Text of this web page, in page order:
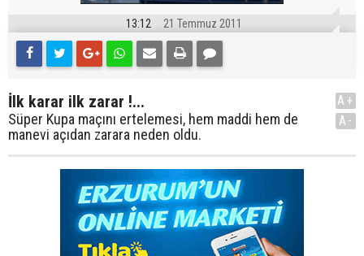
13:12 21 Temmuz 2011
İlk karar ilk zarar !...
Süper Kupa maçını ertelemesi, hem maddi hem de
manevi açıdan zarara neden oldu.
A+
A-